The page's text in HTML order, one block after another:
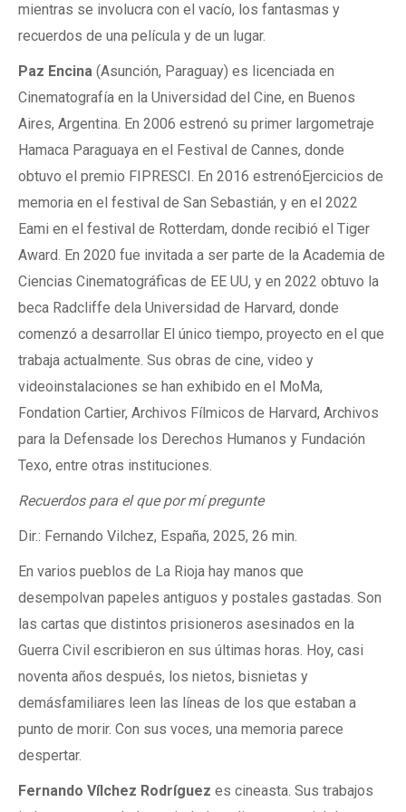
mientras se involucra con el vacío, los fantasmas y
recuerdos de una película y de un lugar.
Paz Encina (Asunción, Paraguay) es licenciada en
Cinematografía en la Universidad del Cine, en Buenos
Aires, Argentina. En 2006 estrenó su primer largometraje
Hamaca Paraguaya en el Festival de Cannes, donde
obtuvo el premio FIPRESCI. En 2016 estrenóEjercicios de
memoria en el festival de San Sebastián, y en el 2022
Eami en el festival de Rotterdam, donde recibió el Tiger
Award. En 2020 fue invitada a ser parte de la Academia de
Ciencias Cinematográficas de EE UU, y en 2022 obtuvo la
beca Radcliffe dela Universidad de Harvard, donde
comenzó a desarrollar El único tiempo, proyecto en el que
trabaja actualmente. Sus obras de cine, video y
videoinstalaciones se han exhibido en el MoMa,
Fondation Cartier, Archivos Fílmicos de Harvard, Archivos
para la Defensade los Derechos Humanos y Fundación
Texo, entre otras instituciones.
Recuerdos para el que por mí pregunte
Dir.: Fernando Vilchez, España, 2025, 26 min.
En varios pueblos de La Rioja hay manos que
desempolvan papeles antiguos y postales gastadas. Son
las cartas que distintos prisioneros asesinados en la
Guerra Civil escribieron en sus últimas horas. Hoy, casi
noventa años después, los nietos, bisnietas y
demásfamiliares leen las líneas de los que estaban a
punto de morir. Con sus voces, una memoria parece
despertar.
Fernando Vílchez Rodríguez es cineasta. Sus trabajos